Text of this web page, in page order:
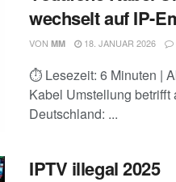
wechselt auf IP-
VON MM 18. JANUAR 2026
⏱️ Lesezeit: 6 Minuten |
Kabel Umstellung
Deutschland: ...
IPTV illegal 2025